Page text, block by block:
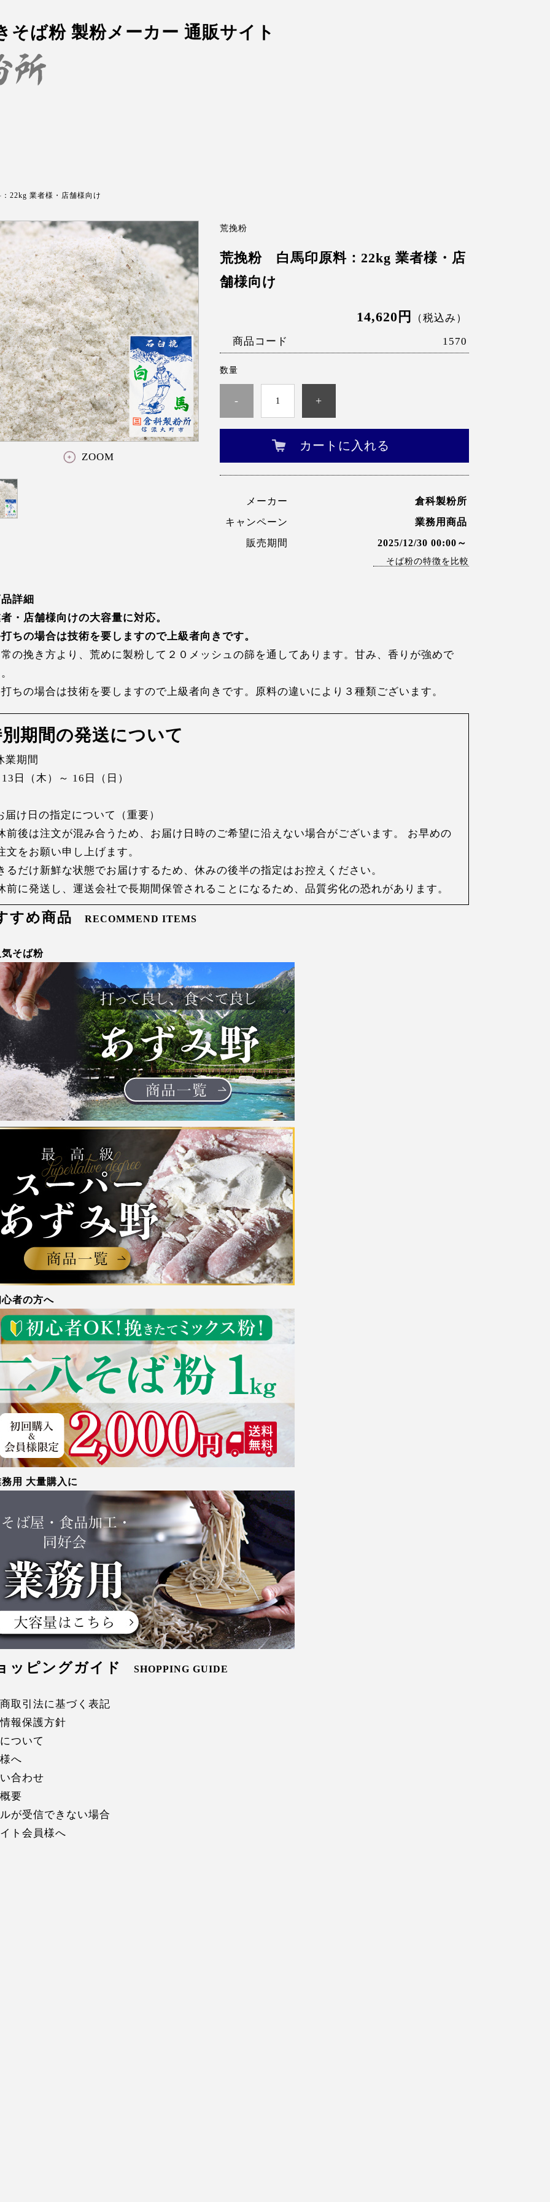
そば粉 製粉メーカー 通販サイト
22kg 業者様・店舗様向け
ZOOM
荒挽粉
荒挽粉 白馬印原料：22kg 業者様・店
舗様向け
14,620円
（税込み）
商品コード
1570
数量
- +
カートに入れる
メーカー
倉科製粉所
キャンペーン
業務用商品
販売期間
2025/12/30 00:00～
そば粉の特徴を比較
詳細
・店舗様向けの大容量に対応。
ちの場合は技術を要しますので上級者向きです。
の挽き方より、荒めに製粉して２０メッシュの篩を通してあります。甘み、香りが強めで
ちの場合は技術を要しますので上級者向きです。原料の違いにより３種類ございます。
期間の発送について
業期間
日（木）～ 16日（日）
届け日の指定について（重要）
前後は注文が混み合うため、お届け日時のご希望に沿えない場合がございます。 お早めの
文をお願い申し上げます。
るだけ新鮮な状態でお届けするため、休みの後半の指定はお控えください。
前に発送し、運送会社で長期間保管されることになるため、品質劣化の恐れがあります。
すめ商品 RECOMMEND ITEMS
そば粉
者の方へ
用 大量購入に
ッピングガイド SHOPPING GUIDE
取引法に基づく表記
報保護方針
ついて
へ
合わせ
要
が受信できない場合
ト会員様へ